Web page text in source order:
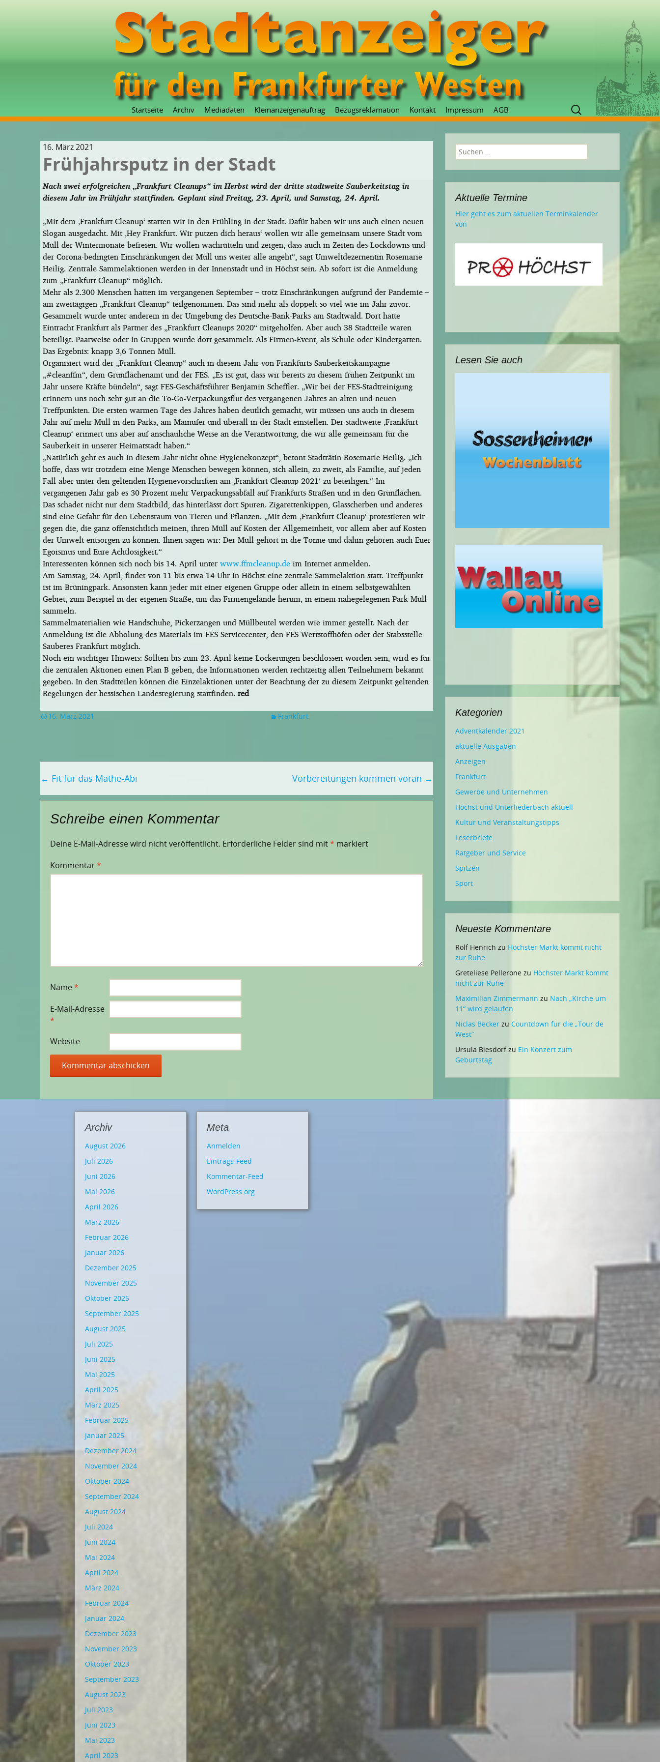
Zum
Inhalt
Startseite Archiv Mediadaten Kleinanzeigenauftrag Bezugsreklamation Kontakt Impressum AGB
Suchen
nach:
16. März 2021
Frühjahrsputz in der Stadt
Nach zwei erfolgreichen „Frankfurt Cleanups“ im Herbst wird der dritte stadtweite Sauberkeitstag in
diesem Jahr im Frühjahr stattfinden. Geplant sind Freitag, 23. April, und Samstag, 24. April.
„Mit dem ‚Frankfurt Cleanup‘ starten wir in den Frühling in der Stadt. Dafür haben wir uns auch einen neuen
Slogan ausgedacht. Mit ,Hey Frankfurt. Wir putzen dich heraus‘ wollen wir alle gemeinsam unsere Stadt vom
Müll der Wintermonate befreien. Wir wollen wachrütteln und zeigen, dass auch in Zeiten des Lockdowns und
der Corona-bedingten Einschränkungen der Müll uns weiter alle angeht“, sagt Umweltdezernentin Rosemarie
Heilig. Zentrale Sammelaktionen werden in der Innenstadt und in Höchst sein. Ab sofort ist die Anmeldung
zum „Frankfurt Cleanup“ möglich.
Mehr als 2.300 Menschen hatten im vergangenen September – trotz Einschränkungen aufgrund der Pandemie –
am zweitägigen „Frankfurt Cleanup“ teilgenommen. Das sind mehr als doppelt so viel wie im Jahr zuvor.
Gesammelt wurde unter anderem in der Umgebung des Deutsche-Bank-Parks am Stadtwald. Dort hatte
Eintracht Frankfurt als Partner des „Frankfurt Cleanups 2020“ mitgeholfen. Aber auch 38 Stadtteile waren
beteiligt. Paarweise oder in Gruppen wurde dort gesammelt. Als Firmen-Event, als Schule oder Kindergarten.
Das Ergebnis: knapp 3,6 Tonnen Müll.
Organisiert wird der „Frankfurt Cleanup“ auch in diesem Jahr von Frankfurts Sauberkeitskampagne
„#cleanffm“, dem Grünflächenamt und der FES. „Es ist gut, dass wir bereits zu diesem frühen Zeitpunkt im
Jahr unsere Kräfte bündeln“, sagt FES-Geschäftsführer Benjamin Scheffler. „Wir bei der FES-Stadtreinigung
erinnern uns noch sehr gut an die To-Go-Verpackungsflut des vergangenen Jahres an alten und neuen
Treffpunkten. Die ersten warmen Tage des Jahres haben deutlich gemacht, wir müssen uns auch in diesem
Jahr auf mehr Müll in den Parks, am Mainufer und überall in der Stadt einstellen. Der stadtweite ‚Frankfurt
Cleanup‘ erinnert uns aber auf anschauliche Weise an die Verantwortung, die wir alle gemeinsam für die
Sauberkeit in unserer Heimatstadt haben.“
„Natürlich geht es auch in diesem Jahr nicht ohne Hygienekonzept“, betont Stadträtin Rosemarie Heilig. „Ich
hoffe, dass wir trotzdem eine Menge Menschen bewegen können, sich allein, zu zweit, als Familie, auf jeden
Fall aber unter den geltenden Hygienevorschriften am ‚Frankfurt Cleanup 2021‘ zu beteiligen.“ Im
vergangenen Jahr gab es 30 Prozent mehr Verpackungsabfall auf Frankfurts Straßen und in den Grünflächen.
Das schadet nicht nur dem Stadtbild, das hinterlässt dort Spuren. Zigarettenkippen, Glasscherben und anderes
sind eine Gefahr für den Lebensraum von Tieren und Pflanzen. „Mit dem ‚Frankfurt Cleanup‘ protestieren wir
gegen die, die ganz offensichtlich meinen, ihren Müll auf Kosten der Allgemeinheit, vor allem aber auf Kosten
der Umwelt entsorgen zu können. Ihnen sagen wir: Der Müll gehört in die Tonne und dahin gehören auch Euer
Egoismus und Eure Achtlosigkeit.“
Interessenten können sich noch bis 14. April unterwww.ffmcleanup.deim Internet anmelden.
Am Samstag, 24. April, findet von 11 bis etwa 14 Uhr in Höchst eine zentrale Sammelaktion statt. Treffpunkt
ist im Brüningpark. Ansonsten kann jeder mit einer eigenen Gruppe oder allein in einem selbstgewählten
Gebiet, zum Beispiel in der eigenen Straße, um das Firmengelände herum, in einem nahegelegenen Park Müll
sammeln.
Sammelmaterialien wie Handschuhe, Pickerzangen und Müllbeutel werden wie immer gestellt. Nach der
Anmeldung ist die Abholung des Materials im FES Servicecenter, den FES Wertstoffhöfen oder der Stabsstelle
Sauberes Frankfurt möglich.
Noch ein wichtiger Hinweis: Sollten bis zum 23. April keine Lockerungen beschlossen worden sein, wird es für
die zentralen Aktionen einen Plan B geben, die Informationen werden rechtzeitig allen Teilnehmern bekannt
gegeben. In den Stadtteilen können die Einzelaktionen unter der Beachtung der zu diesem Zeitpunkt geltenden
Regelungen der hessischen Landesregierung stattfinden. red
16. März 2021 Frankfurt
Beitragsnavigation
← Fit für das Mathe-Abi Vorbereitungen kommen voran →
Schreibe einen Kommentar
Deine E-Mail-Adresse wird nicht veröffentlicht. Erforderliche Felder sind mit* markiert
Kommentar*
Name*
E-Mail-Adresse
*
Website
Suchen
nach:
Aktuelle Termine
Hier geht es zum aktuellen Terminkalender
von
Lesen Sie auch
Kategorien
Adventkalender 2021
aktuelle Ausgaben
Anzeigen
Frankfurt
Gewerbe und Unternehmen
Höchst und Unterliederbach aktuell
Kultur und Veranstaltungstipps
Leserbriefe
Ratgeber und Service
Spitzen
Sport
Neueste Kommentare
Rolf Henrich zu Höchster Markt kommt nicht
zur Ruhe
Greteliese Pellerone zu Höchster Markt kommt
nicht zur Ruhe
Maximilian Zimmermann zu Nach „Kirche um
11“ wird gelaufen
Niclas Becker zu Countdown für die „Tour de
West“
Ursula Biesdorfzu Ein Konzert zum
Geburtstag
Archiv
August 2026
Juli 2026
Juni 2026
Mai 2026
April 2026
März 2026
Februar 2026
Januar 2026
Dezember 2025
November 2025
Oktober 2025
September 2025
August 2025
Juli 2025
Juni 2025
Mai 2025
April 2025
März 2025
Februar 2025
Januar 2025
Dezember 2024
November 2024
Oktober 2024
September 2024
August 2024
Juli 2024
Juni 2024
Mai 2024
April 2024
März 2024
Februar 2024
Januar 2024
Dezember 2023
November 2023
Oktober 2023
September 2023
August 2023
Juli 2023
Juni 2023
Mai 2023
April 2023
Meta
Anmelden
Eintrags-Feed
Kommentar-Feed
WordPress.org